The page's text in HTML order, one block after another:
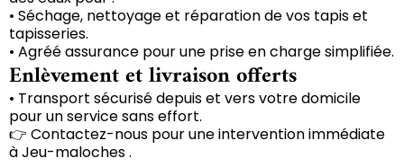
• Séchage, nettoyage et réparation de vos tapis et
tapisseries.
• Agréé assurance pour une prise en charge simplifiée.
Enlèvement et livraison offerts
• Transport sécurisé depuis et vers votre domicile
pour un service sans effort.
👉 Contactez-nous pour une intervention immédiate
à Jeu-maloches .